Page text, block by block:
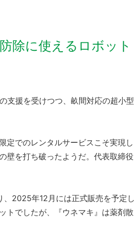
除に使えるロボット
支援を受けつつ、畝間対応の超小型
定でのレンタルサービスこそ実現し
壁を打ち破ったようだ。代表取締役
、2025年12月には正式販売を予定し
トでしたが、『ウネマキ』は薬剤散